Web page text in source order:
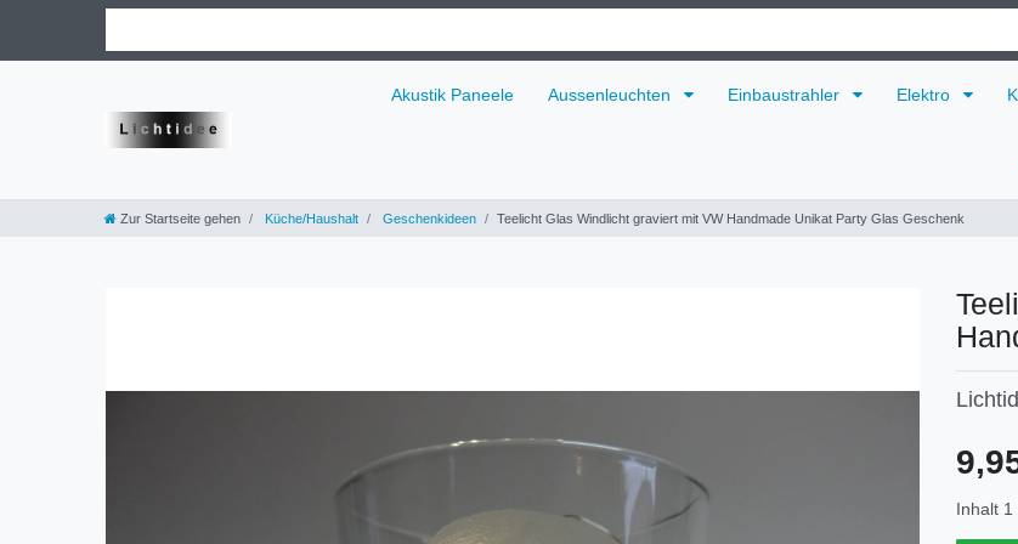
Akustik Paneele Aussenleuchten Einbaustrahler Elektro
Zur Startseite gehen Küche/Haushalt Geschenkideen Teelicht Glas Windlicht graviert mit VW Handmade Unikat Party Glas Geschenk
Wert
Inhalt 1